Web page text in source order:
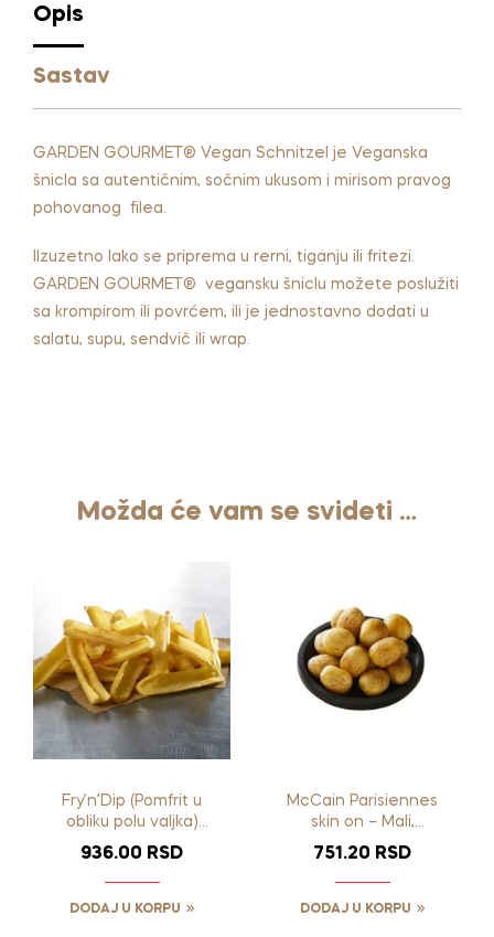
t
v
Opis
Sastav
GARDEN GOURMET® Vegan Schnitzel je Veganska
šnicla sa autentičnim, sočnim ukusom i mirisom pravog
pohovanog filea.
IIzuzetno lako se priprema u rerni, tiganju ili fritezi.
GARDEN GOURMET® vegansku šniclu možete poslužiti
sa krompirom ili povrćem, ili je jednostavno dodati u
salatu, supu, sendvič ili wrap.
Možda će vam se svideti …
Fry’n’Dip (Pomfrit u
obliku polu valjka)
McCain 2.5kg
936.00 RSD
DODAJ U KORPU
McCain Parisiennes
skin on – Mali,
neoljušten,paster.
751.20 RSD
DODAJ U KORPU